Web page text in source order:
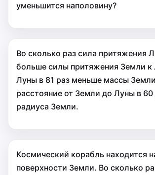
уменьшится наполовину?
Во сколько раз сила притяжения
больше cилы притяжения Земли к
Луны в 81 раз меньше массы
расстояние от Земли до Луны в
радиуса Земли.
Космический корабль находится
поверхности Земли. Во сколько